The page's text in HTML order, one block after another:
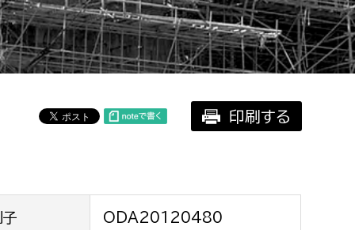
支払いをしたい
働きたい
遊びたい
イベント・講座などに参加したい
環境政策課
印刷する
子 ODA20120480